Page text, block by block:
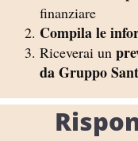
finanziare
Compila le
Riceverai un
da Gruppo